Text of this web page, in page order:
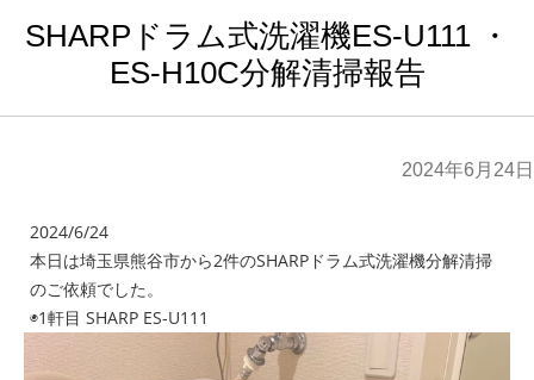
SHARPドラム式洗濯機ES-U111 ・
ES-H10C分解清掃報告
2024年6月24日
2024/6/24
本日は埼玉県熊谷市から2件のSHARPドラム式洗濯機分解清掃
のご依頼でした。
◉1軒目 SHARP ES-U111